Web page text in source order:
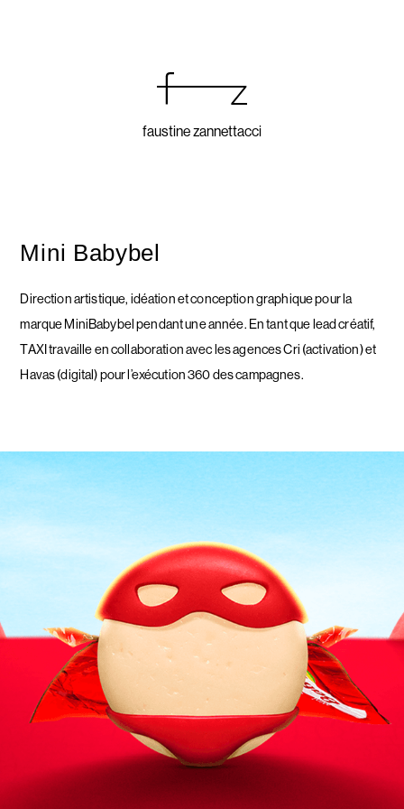
faustine zannettacci
Mini Babybel
Direction artistique, idéation et conception graphique pour la
marque MiniBabybel pendant une année. En tant que lead créatif,
TAXI travaille en collaboration avec les agences Cri (activation) et
Havas (digital) pour l’exécution 360 des campagnes.